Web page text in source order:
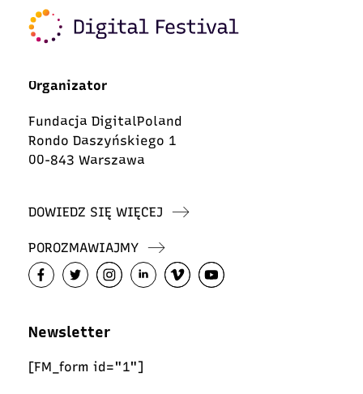
Organizator
Fundacja DigitalPoland
Rondo Daszyńskiego 1
00-843 Warszawa
DOWIEDZ SIĘ WIĘCEJ
POROZMAWIAJMY
Newsletter
[FM_form id="1"]